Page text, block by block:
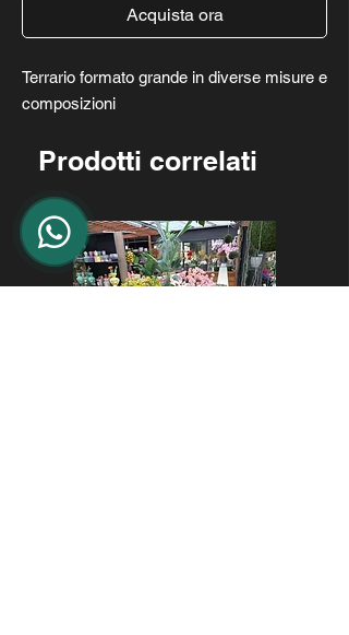
Acquista ora
Terrario formato grande in diverse misure e
composizioni
Prodotti correlati